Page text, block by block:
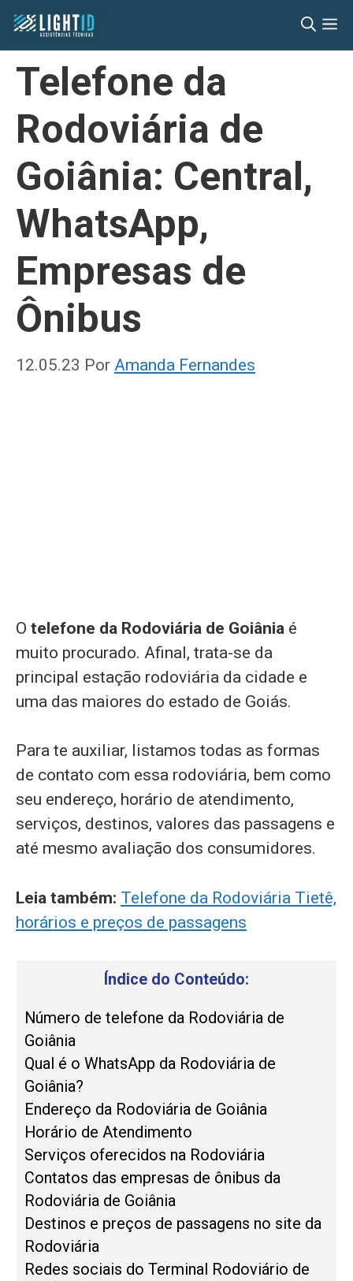
Pular
para
conteúdo
Telefone da
Rodoviária de
Goiânia: Central,
WhatsApp,
Empresas de
Ônibus
12.05.23 Por Amanda Fernandes
O telefone da Rodoviária de Goiânia é
muito procurado. Afinal, trata-se da
principal estação rodoviária da cidade e
uma das maiores do estado de Goiás.
Para te auxiliar, listamos todas as formas
de contato com essa rodoviária, bem como
seu endereço, horário de atendimento,
serviços, destinos, valores das passagens e
até mesmo avaliação dos consumidores.
Leia também: Telefone da Rodoviária Tietê,
horários e preços de passagens
Índice do Conteúdo:
Número de telefone da Rodoviária de
Goiânia
Qual é o WhatsApp da Rodoviária de
Goiânia?
Endereço da Rodoviária de Goiânia
Horário de Atendimento
Serviços oferecidos na Rodoviária
Contatos das empresas de ônibus da
Rodoviária de Goiânia
Destinos e preços de passagens no site da
Rodoviária
Redes sociais do Terminal Rodoviário de